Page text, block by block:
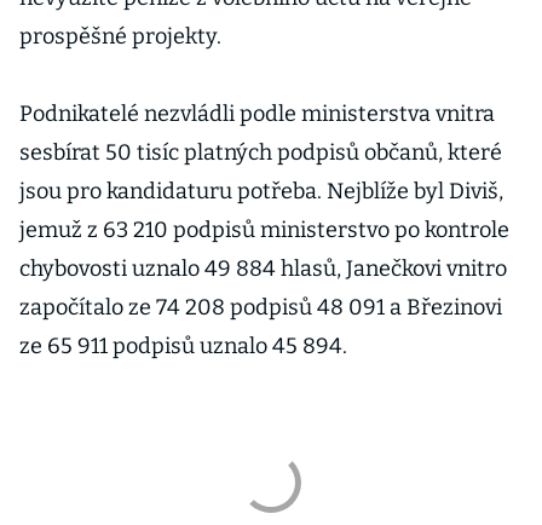
prospěšné projekty.
Podnikatelé nezvládli podle ministerstva vnitra
sesbírat 50 tisíc platných podpisů občanů, které
jsou pro kandidaturu potřeba. Nejblíže byl Diviš,
jemuž z 63 210 podpisů ministerstvo po kontrole
chybovosti uznalo 49 884 hlasů, Janečkovi vnitro
započítalo ze 74 208 podpisů 48 091 a Březinovi
ze 65 911 podpisů uznalo 45 894.